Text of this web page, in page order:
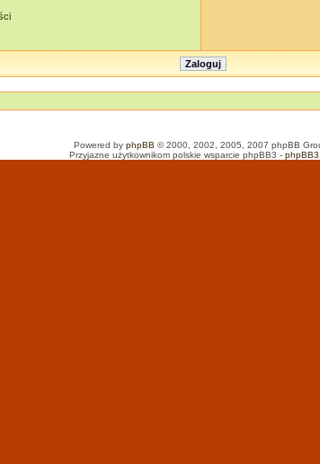
Powered by phpBB © 2000, 2002, 2005, 2007 phpBB
Przyjazne użytkownikom polskie wsparcie phpBB3 -